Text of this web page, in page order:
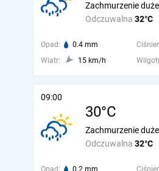
Odczuwalna 32°C
Zachmurzenie
Opad: 0.4 mm
Wiatr:
15 km/h
09:00
30°C
Odczuwalna 32°C
Zachmurzenie
Opad: 0.2 mm